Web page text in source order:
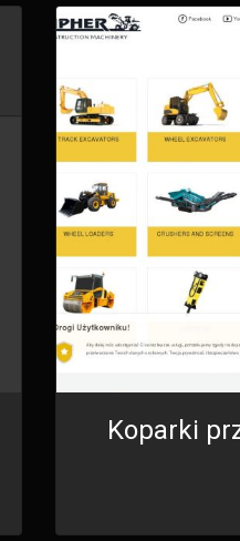
Koparki